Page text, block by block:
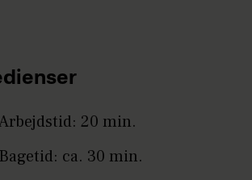
20 min.
Bagetid: ca. 30 min.